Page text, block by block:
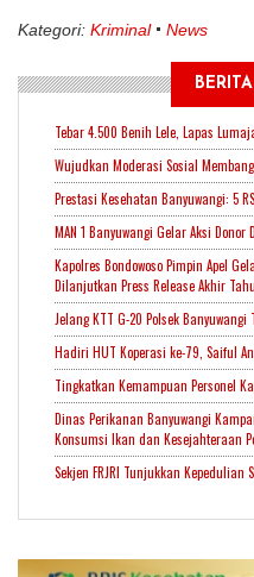
Kategori: Kriminal News
Tebar 4.500 Benih Lele, Lapas
Wujudkan Moderasi Sosial
Prestasi Kesehatan Banyuwangi: 5
MAN 1 Banyuwangi Gelar Aksi Donor
Kapolres Bondowoso Pimpin Apel
Dilanjutkan Press Release Akhir
Jelang KTT G-20 Polsek
Hadiri HUT Koperasi ke-79, Saiful
Tingkatkan Kemampuan Personel
Dinas Perikanan Banyuwangi
Konsumsi Ikan dan Kesejahteraan
Sekjen FRJRI Tunjukkan